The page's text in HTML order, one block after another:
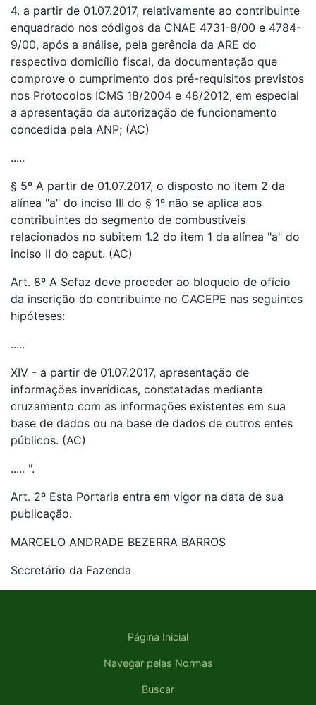
4. a partir de 01.07.2017, relativamente ao contribuinte
enquadrado nos códigos da CNAE 4731-8/00 e 4784-
9/00, após a análise, pela gerência da ARE do
respectivo domicílio fiscal, da documentação que
comprove o cumprimento dos pré-requisitos previstos
nos Protocolos ICMS 18/2004 e 48/2012, em especial
a apresentação da autorização de funcionamento
concedida pela ANP; (AC)
.....
§ 5º A partir de 01.07.2017, o disposto no item 2 da
alínea "a" do inciso III do § 1º não se aplica aos
contribuintes do segmento de combustíveis
relacionados no subitem 1.2 do item 1 da alínea "a" do
inciso II do caput. (AC)
Art. 8º A Sefaz deve proceder ao bloqueio de ofício
da inscrição do contribuinte no CACEPE nas seguintes
hipóteses:
.....
XIV - a partir de 01.07.2017, apresentação de
informações inverídicas, constatadas mediante
cruzamento com as informações existentes em sua
base de dados ou na base de dados de outros entes
públicos. (AC)
..... ".
Art. 2º Esta Portaria entra em vigor na data de sua
publicação.
MARCELO ANDRADE BEZERRA BARROS
Secretário da Fazenda
Página Inicial
Navegar pelas Normas
Buscar